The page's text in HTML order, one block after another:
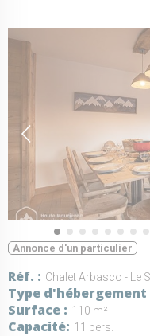
Annonce d'un particulier
Réf. Chalet Arbasco - Le
Type d'hébergement
Surface 110 m²
Capacité 11 pers.